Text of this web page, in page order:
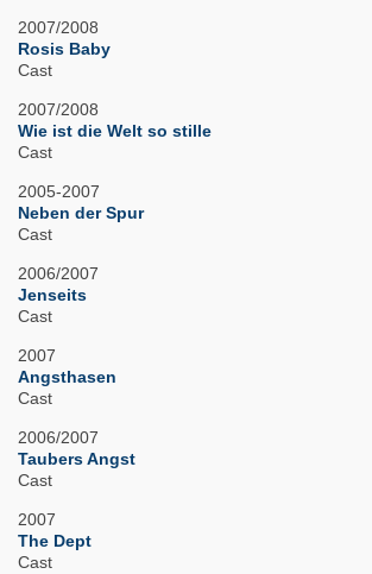
2007/2008
Rosis Baby
Cast
2007/2008
Wie ist die Welt so stille
Cast
2005-2007
Neben der Spur
Cast
2006/2007
Jenseits
Cast
2007
Angsthasen
Cast
2006/2007
Taubers Angst
Cast
2007
The Dept
Cast